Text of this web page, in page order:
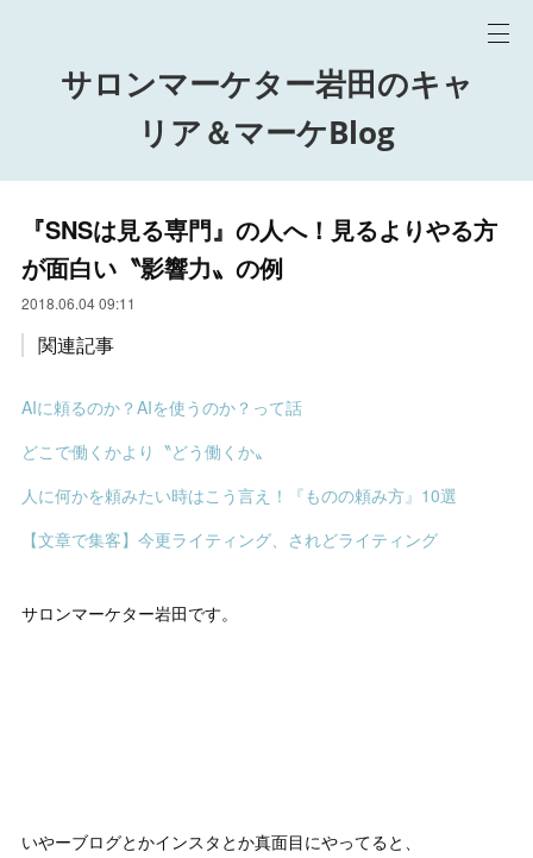
サロンマーケター岩田のキャ
リア＆マーケBlog
『SNSは見る専門』の人へ！見るよりやる方
が面白い〝影響力〟の例
2018.06.04 09:11
関連記事
AIに頼るのか？AIを使うのか？って話
どこで働くかより〝どう働くか〟
人に何かを頼みたい時はこう言え！『ものの頼み方』10選
【文章で集客】今更ライティング、されどライティング
サロンマーケター岩田です。
いやーブログとかインスタとか真面目にやってると、